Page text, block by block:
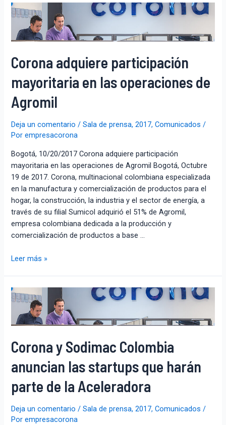
Corona adquiere participación
mayoritaria en las operaciones de
Agromil
Deja un comentario /Sala de prensa,2017,Comunicados /
Porempresacorona
Bogotá, 10/20/2017 Corona adquiere participación
mayoritaria en las operaciones de Agromil Bogotá, Octubre
19 de 2017. Corona, multinacional colombiana especializada
en la manufactura y comercialización de productos para el
hogar, la construcción, la industria y el sector de energía, a
través de su filial Sumicol adquirió el 51% de Agromil,
empresa colombiana dedicada a la producción y
comercialización de productos a base …
Leer más »
Corona y Sodimac Colombia
anuncian las startups que harán
parte de la Aceleradora
Deja un comentario /Sala de prensa,2017,Comunicados /
Porempresacorona